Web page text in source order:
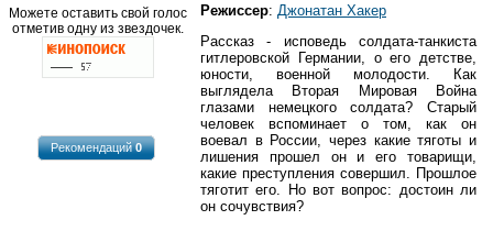
Можете оставить свой голос
отметив одну из звездочек.
Рекомендаций0
Режиссер: Джонатан Хакер
Рассказ - исповедь солдата-танкиста
гитлеровской Германии, о его детстве,
юности, военной молодости. Как
выглядела Вторая Мировая Война
глазами немецкого солдата? Старый
человек вспоминает о том, как он
воевал в России, через какие тяготы и
лишения прошел он и его товарищи,
какие преступления совершил. Прошлое
тяготит его. Но вот вопрос: достоин ли
он сочувствия?